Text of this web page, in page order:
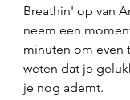
Breathin' op van
neem een
minuten om even
weten dat je
je nog ademt.